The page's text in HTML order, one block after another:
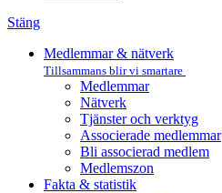
Stäng
Medlemmar & nätverk
Tillsammans blir vi smartare
Medlemmar
Nätverk
Tjänster och verktyg
Associerade medlemmar
Bli associerad medlem
Medlemszon
Fakta & statistik